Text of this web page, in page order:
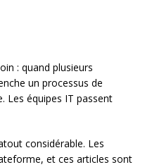
: quand plusieurs
un processus de
Les équipes IT passent
considérable. Les
et ces articles sont